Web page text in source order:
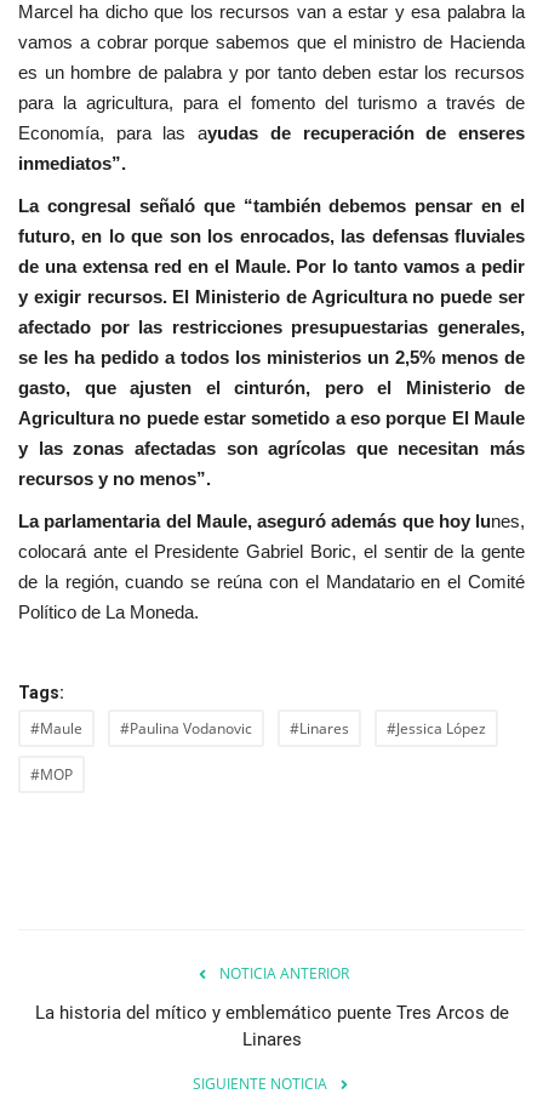
Marcel ha dicho que los recursos van a estar y esa palabra la
vamos a cobrar porque sabemos que el ministro de Hacienda
es un hombre de palabra y por tanto deben estar los recursos
para la agricultura, para el fomento del turismo a través de
Economía, para las ayudas de recuperación de enseres
inmediatos”.
La congresal señaló que “también debemos pensar en el
futuro, en lo que son los enrocados, las defensas fluviales
de una extensa red en el Maule. Por lo tanto vamos a pedir
y exigir recursos. El Ministerio de Agricultura no puede ser
afectado por las restricciones presupuestarias generales,
se les ha pedido a todos los ministerios un 2,5% menos de
gasto, que ajusten el cinturón, pero el Ministerio de
Agricultura no puede estar sometido a eso porque El Maule
y las zonas afectadas son agrícolas que necesitan más
recursos y no menos”.
La parlamentaria del Maule, aseguró además que hoy lunes,
colocará ante el Presidente Gabriel Boric, el sentir de la gente
de la región, cuando se reúna con el Mandatario en el Comité
Político de La Moneda.
Tags:
#Maule #Paulina Vodanovic #Linares #Jessica López
#MOP
NOTICIA ANTERIOR
La historia del mítico y emblemático puente Tres Arcos de
Linares
SIGUIENTE NOTICIA